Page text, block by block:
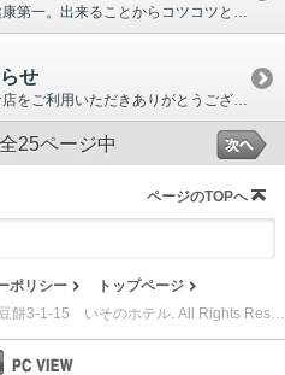
あけまして おめでとうございます 健康第一。出来ることからコツコツと。 フロントスタッフの平均年齢も上がっていくばかりですが、 いつもの見慣れた顔ぶれで皆様をお出迎え致します。 本年も宜しくお願...
せ
いつも いそのホテル及び その他飲食店をご利用いただきありがとうございます。 今年もあと数日。本当に１年はあっという間です。 各店舗、年末年始休業の日程 が決まりましたので掲載致します。 急な変...
25ページ中
ページのTOPへ
ポリシー
トップページ
Copyright 2011. 静岡県浜松市中央区小豆餅3-1-15 いそのホテル. All Rights Reserved.